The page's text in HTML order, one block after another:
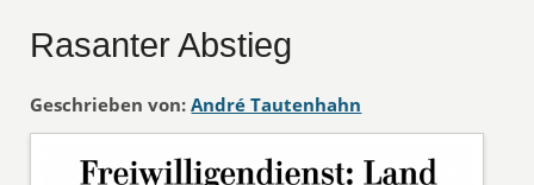
Rasanter Abstieg
Geschrieben von: André Tautenhahn